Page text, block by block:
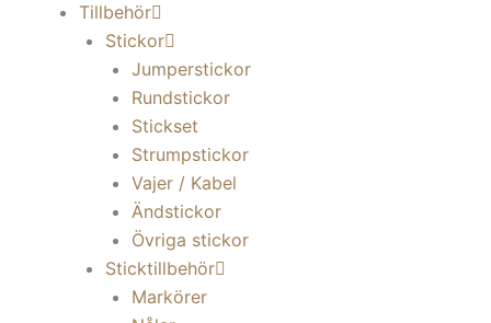
Tillbehör
Stickor
Jumperstickor
Rundstickor
Stickset
Strumpstickor
Vajer / Kabel
Ändstickor
Övriga stickor
Sticktillbehör
Markörer